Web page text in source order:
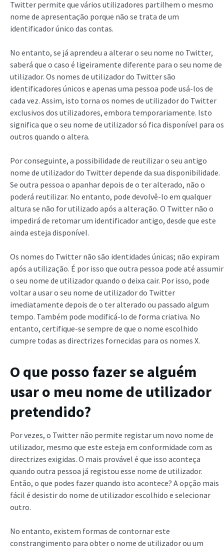
Twitter permite que vários utilizadores partilhem o mesmo
nome de apresentação porque não se trata de um
identificador único das contas.
No entanto, se já aprendeu a alterar o seu nome no Twitter,
saberá que o caso é ligeiramente diferente para o seu nome de
utilizador. Os nomes de utilizador do Twitter são
identificadores únicos e apenas uma pessoa pode usá-los de
cada vez. Assim, isto torna os nomes de utilizador do Twitter
exclusivos dos utilizadores, embora temporariamente. Isto
significa que o seu nome de utilizador só fica disponível para os
outros quando o altera.
Por conseguinte, a possibilidade de reutilizar o seu antigo
nome de utilizador do Twitter depende da sua disponibilidade.
Se outra pessoa o apanhar depois de o ter alterado, não o
poderá reutilizar. No entanto, pode devolvê-lo em qualquer
altura se não for utilizado após a alteração. O Twitter não o
impedirá de retomar um identificador antigo, desde que este
ainda esteja disponível.
Os nomes do Twitter não são identidades únicas; não expiram
após a utilização. É por isso que outra pessoa pode até assumir
o seu nome de utilizador quando o deixa cair. Por isso, pode
voltar a usar o seu nome de utilizador do Twitter
imediatamente depois de o ter alterado ou passado algum
tempo. Também pode modificá-lo de forma criativa. No
entanto, certifique-se sempre de que o nome escolhido
cumpre todas as directrizes fornecidas para os nomes X.
O que posso fazer se alguém
usar o meu nome de utilizador
pretendido?
Por vezes, o Twitter não permite registar um novo nome de
utilizador, mesmo que este esteja em conformidade com as
directrizes exigidas. O mais provável é que isso aconteça
quando outra pessoa já registou esse nome de utilizador.
Então, o que podes fazer quando isto acontece? A opção mais
fácil é desistir do nome de utilizador escolhido e selecionar
outro.
No entanto, existem formas de contornar este
constrangimento para obter o nome de utilizador ou um